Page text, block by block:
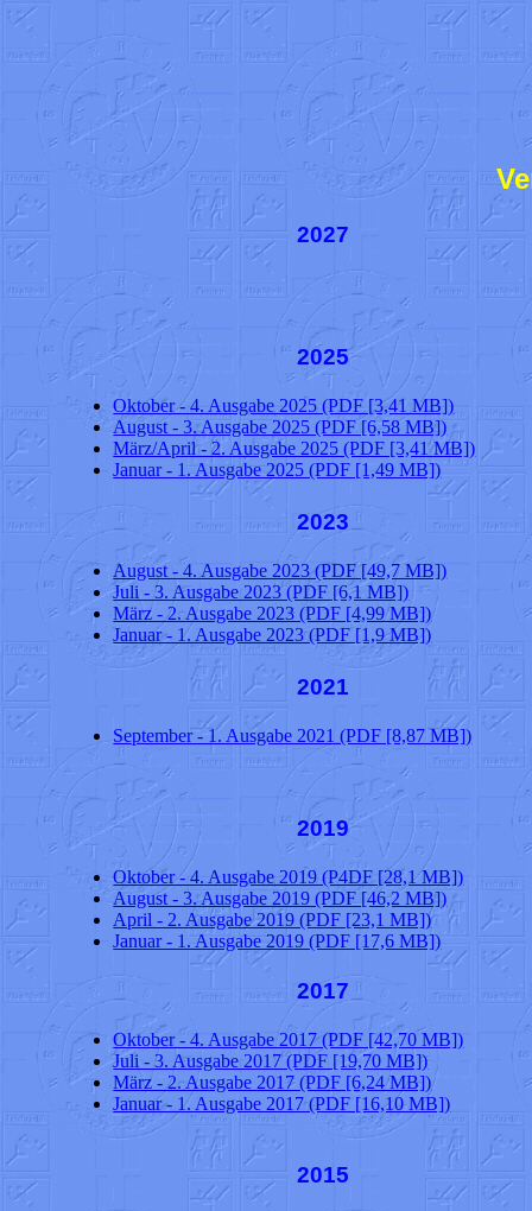
2027
2025
Oktober - 4. Ausgabe 2025 (PDF [3,41 MB])
August - 3. Ausgabe 2025 (PDF [6,58 MB])
März/April - 2. Ausgabe 2025 (PDF [3,41 MB])
Januar - 1. Ausgabe 2025 (PDF [1,49 MB])
2023
August - 4. Ausgabe 2023 (PDF [49,7 MB])
Juli - 3. Ausgabe 2023 (PDF [6,1 MB])
März - 2. Ausgabe 2023 (PDF [4,99 MB])
Januar - 1. Ausgabe 2023 (PDF [1,9 MB])
2021
September - 1. Ausgabe 2021 (PDF [8,87 MB])
2019
Oktober - 4. Ausgabe 2019 (P4DF [28,1 MB])
August - 3. Ausgabe 2019 (PDF [46,2 MB])
April - 2. Ausgabe 2019 (PDF [23,1 MB])
Januar - 1. Ausgabe 2019 (PDF [17,6 MB])
2017
Oktober - 4. Ausgabe 2017 (PDF [42,70 MB])
Juli - 3. Ausgabe 2017 (PDF [19,70 MB])
März - 2. Ausgabe 2017 (PDF [6,24 MB])
Januar - 1. Ausgabe 2017 (PDF [16,10 MB])
2015